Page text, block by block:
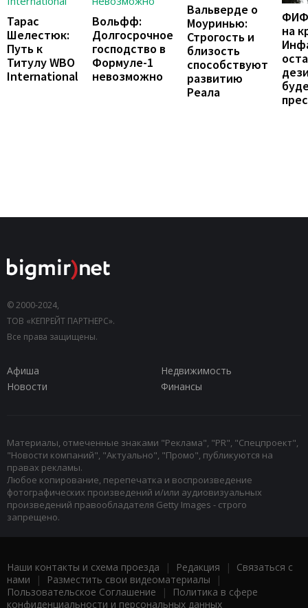
Тарас
Шелестюк:
Путь к
Титулу WBO
International
Вольфф:
Долгосрочное
господство в
Формуле-1
невозможно
Вальверде о
Моуринью:
Строгость и
близость
способствуют
развитию
Реала
на
© 2000-2024,
ТОВ «КЕПРЕЙТ ПАРТНЕРС».
Все права защищены.
Афиша
Недвижимость
Новости
Финансы
Материалы, отмеченные знаками "Реклама", "PR", "Спецпроект",
"Новости компаний", "Актуально", "Промо", публикуются на
правах рекламы.
Любое копирование, перепечатка и воспроизведение
фотографических произведений и/или аудиовизуальных
произведений правообладателя Getty Images - строго
запрещено.
Наши контакты и схема проезда | Редакция | Связаться с
нами | Разместить свои видеоматериалы |
Пользовательское Соглашение |
Политика в сфере
конфиденциальности и персональных данных